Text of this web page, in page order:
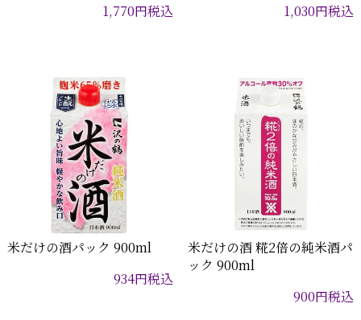
1,770円税込
1,030円税込
米だけの酒パック 900ml
934円税込
米だけの酒 糀2倍の純米酒パ
ック 900ml
900円税込